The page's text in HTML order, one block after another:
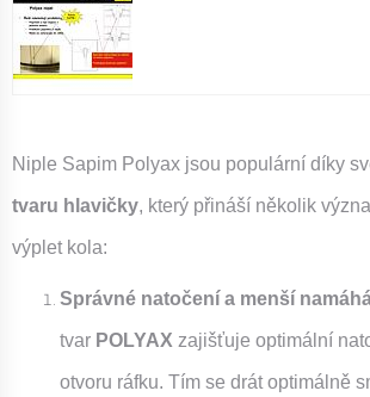
Niple Sapim Polyax jsou populární díky
tvaru hlavičky, který přináší několik
výplet kola:
Správné natočení a menší
tvar POLYAX zajišťuje optimální
otvoru ráfku. Tím se drát optimálně